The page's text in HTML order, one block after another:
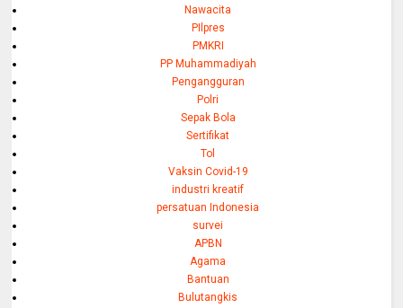
Nawacita
PIlpres
PMKRI
PP Muhammadiyah
Pengangguran
Polri
Sepak Bola
Sertifikat
Tol
Vaksin Covid-19
industri kreatif
persatuan Indonesia
survei
APBN
Agama
Bantuan
Bulutangkis